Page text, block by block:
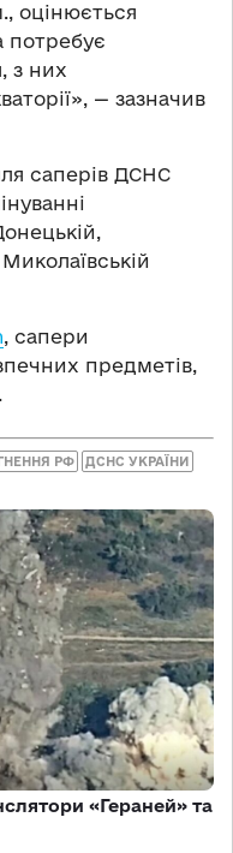
оцінюється
потребує
з них
— зазначив
саперів ДСНС
, сапери
предметів,
РФ ДСНС УКРАЇНИ
«Гераней» та